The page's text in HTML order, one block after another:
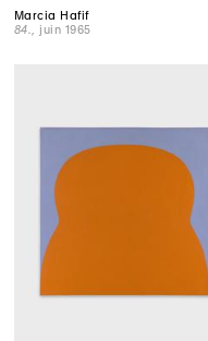
Marcia Hafif
84.
, juin 1965